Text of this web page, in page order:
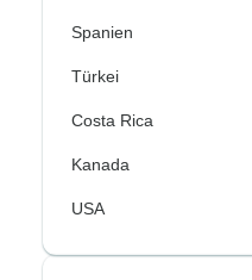
Spanien
Türkei
Costa Rica
Kanada
USA